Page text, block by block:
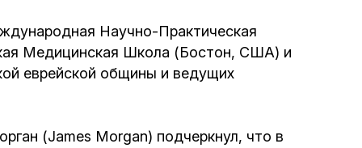
Проведение праздников и фарбренгенов
Научно-Практическая
Медицинская Школа (Бостон, США) и
еврейской общины и ведущих
(James Morgan) подчеркнул, что в